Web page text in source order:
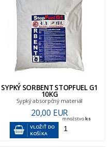
SYPKÝ SORBENT STOPFUEL G1
10KG
Sypký absorpčný materiál
20,00 EUR
VLOŽIŤ DO
KOŠÍKA
množstvoks